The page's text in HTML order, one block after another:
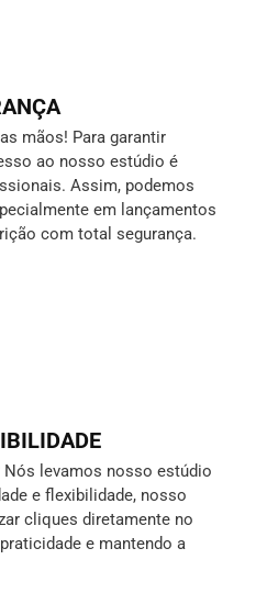
mãos! Para garantir
ao nosso estúdio é
Assim, podemos
em lançamentos
com total segurança.
levamos nosso estúdio
e flexibilidade, nosso
cliques diretamente no
e mantendo a